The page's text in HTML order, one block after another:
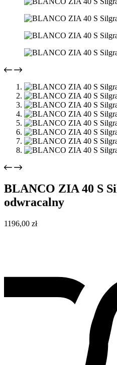
BLANCO ZIA 40 S
odwracalny
1196,00 zł